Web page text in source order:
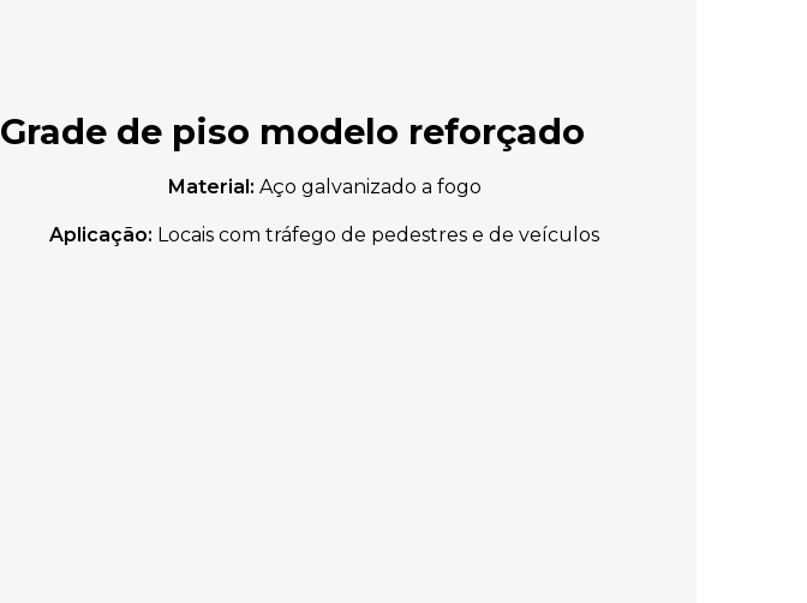
Grade de piso modelo reforçado
Material: Aço galvanizado a fogo
Aplicação: Locais com tráfego de pedestres e de veículos